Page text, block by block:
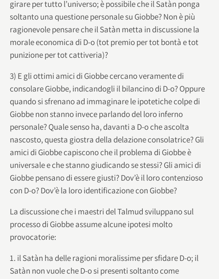
girare per tutto l’universo; è possibile che il Satàn ponga
soltanto una questione personale su Giobbe? Non è più
ragionevole pensare che il Satàn metta in discussione la
morale economica di D-o (tot premio per tot bontà e tot
punizione per tot cattiveria)?
3) E gli ottimi amici di Giobbe cercano veramente di
consolare Giobbe, indicandogli il bilancino di D-o? Oppure
quando si sfrenano ad immaginare le ipotetiche colpe di
Giobbe non stanno invece parlando del loro inferno
personale? Quale senso ha, davanti a D-o che ascolta
nascosto, questa giostra della delazione consolatrice? Gli
amici di Giobbe capiscono che il problema di Giobbe è
universale e che stanno giudicando se stessi? Gli amici di
Giobbe pensano di essere giusti? Dov’è il loro contenzioso
con D-o? Dov’è la loro identificazione con Giobbe?
La discussione che i maestri del Talmud sviluppano sul
processo di Giobbe assume alcune ipotesi molto
provocatorie:
1. il Satàn ha delle ragioni moralissime per sfidare D-o; il
Satàn non vuole che D-o si presenti soltanto come